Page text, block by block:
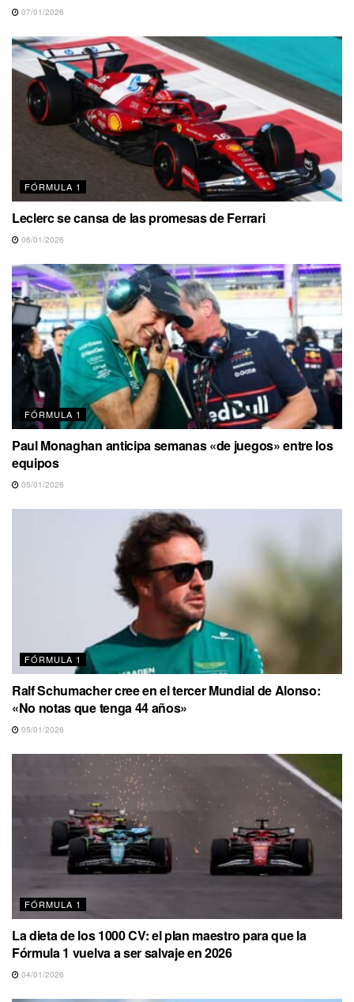
07/01/2026
FÓRMULA 1
Leclerc se cansa de las promesas de Ferrari
06/01/2026
FÓRMULA 1
Paul Monaghan anticipa semanas «de juegos» entre los
equipos
05/01/2026
FÓRMULA 1
Ralf Schumacher cree en el tercer Mundial de Alonso:
«No notas que tenga 44 años»
05/01/2026
FÓRMULA 1
La dieta de los 1000 CV: el plan maestro para que la
Fórmula 1 vuelva a ser salvaje en 2026
04/01/2026